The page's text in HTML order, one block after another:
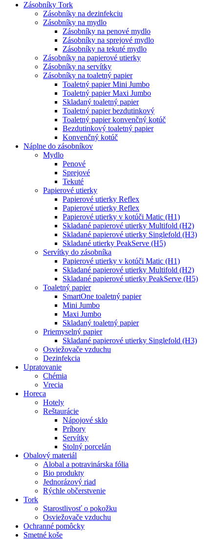
Zásobníky Tork
Zásobníky na dezinfekciu
Zásobníky na mydlo
Zásobníky na penové mydlo
Zásobníky na sprejové mydlo
Zásobníky na tekuté mydlo
Zásobníky na papierové utierky
Zásobníky na servítky
Zásobníky na toaletný papier
Toaletný papier Mini Jumbo
Toaletný papier Maxi Jumbo
Skladaný toaletný papier
Toaletný papier bezdutinkový
Toaletný papier konvenčný kotúč
Bezdutinkový toaletný papier
Konvenčný kotúč
Náplne do zásobníkov
Mydlo
Penové
Sprejové
Tekuté
Papierové utierky
Papierové utierky Reflex
Papierové utierky Reflex
Papierové utierky v kotúči Matic (H1)
Skladané papierové utierky Multifold (H2)
Skladané papierové utierky Singlefold (H3)
Skladané utierky PeakServe (H5)
Servítky do zásobníka
Papierové utierky v kotúči Matic (H1)
Skladané papierové utierky Multifold (H2)
Skladané papierové utierky PeakServe (H5)
Toaletný papier
SmartOne toaletný papier
Mini Jumbo
Maxi Jumbo
Skladaný toaletný papier
Priemyselný papier
Skladané papierové utierky Singlefold (H3)
Osviežovače vzduchu
Dezinfekcia
Upratovanie
Chémia
Vrecia
Horeca
Hotely
Reštaurácie
Nápojové sklo
Príbory
Servítky
Stolný porcelán
Obalový materiál
Alobal a potravinárska fólia
Bio produkty
Jednorázový riad
Rýchle občerstvenie
Tork
Starostlivosť o pokožku
Osviežovače vzduchu
Ochranné pomôcky
Smetné koše